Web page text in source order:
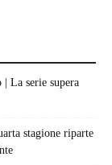
La serie supera
stagione riparte